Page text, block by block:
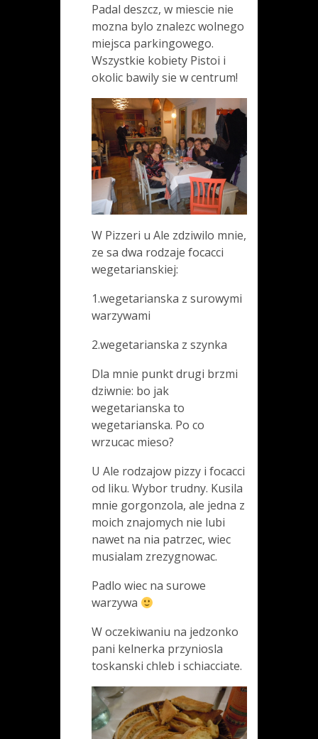
Padal deszcz, w miescie nie
mozna bylo znalezc wolnego
miejsca parkingowego.
Wszystkie kobiety Pistoi i
okolic bawily sie w centrum!
W Pizzeri u Ale zdziwilo mnie,
ze sa dwa rodzaje focacci
wegetarianskiej:
1.wegetarianska z surowymi
warzywami
2.wegetarianska z szynka
Dla mnie punkt drugi brzmi
dziwnie: bo jak
wegetarianska to
wegetarianska. Po co
wrzucac mieso?
U Ale rodzajow pizzy i focacci
od liku. Wybor trudny. Kusila
mnie gorgonzola, ale jedna z
moich znajomych nie lubi
nawet na nia patrzec, wiec
musialam zrezygnowac.
Padlo wiec na surowe
warzywa
W oczekiwaniu na jedzonko
pani kelnerka przyniosla
toskanski chleb i schiacciate.